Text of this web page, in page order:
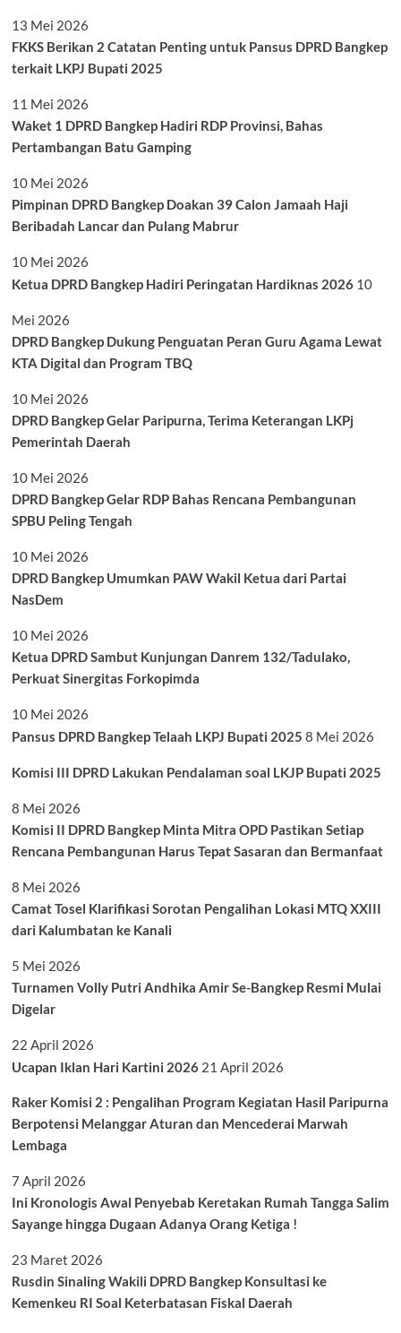
13 Mei 2026
FKKS Berikan 2 Catatan Penting untuk Pansus DPRD Bangkep
terkait LKPJ Bupati 2025
11 Mei 2026
Waket 1 DPRD Bangkep Hadiri RDP Provinsi, Bahas
Pertambangan Batu Gamping
10 Mei 2026
Pimpinan DPRD Bangkep Doakan 39 Calon Jamaah Haji
Beribadah Lancar dan Pulang Mabrur
10 Mei 2026
Ketua DPRD Bangkep Hadiri Peringatan Hardiknas 2026 10
Mei 2026
DPRD Bangkep Dukung Penguatan Peran Guru Agama Lewat
KTA Digital dan Program TBQ
10 Mei 2026
DPRD Bangkep Gelar Paripurna, Terima Keterangan LKPj
Pemerintah Daerah
10 Mei 2026
DPRD Bangkep Gelar RDP Bahas Rencana Pembangunan
SPBU Peling Tengah
10 Mei 2026
DPRD Bangkep Umumkan PAW Wakil Ketua dari Partai
NasDem
10 Mei 2026
Ketua DPRD Sambut Kunjungan Danrem 132/Tadulako,
Perkuat Sinergitas Forkopimda
10 Mei 2026
Pansus DPRD Bangkep Telaah LKPJ Bupati 2025 8 Mei 2026
Komisi III DPRD Lakukan Pendalaman soal LKJP Bupati 2025
8 Mei 2026
Komisi II DPRD Bangkep Minta Mitra OPD Pastikan Setiap
Rencana Pembangunan Harus Tepat Sasaran dan Bermanfaat
8 Mei 2026
Camat Tosel Klarifikasi Sorotan Pengalihan Lokasi MTQ XXIII
dari Kalumbatan ke Kanali
5 Mei 2026
Turnamen Volly Putri Andhika Amir Se-Bangkep Resmi Mulai
Digelar
22 April 2026
Ucapan Iklan Hari Kartini 2026 21 April 2026
Raker Komisi 2 : Pengalihan Program Kegiatan Hasil Paripurna
Berpotensi Melanggar Aturan dan Mencederai Marwah
Lembaga
7 April 2026
Ini Kronologis Awal Penyebab Keretakan Rumah Tangga Salim
Sayange hingga Dugaan Adanya Orang Ketiga !
23 Maret 2026
Rusdin Sinaling Wakili DPRD Bangkep Konsultasi ke
Kemenkeu RI Soal Keterbatasan Fiskal Daerah